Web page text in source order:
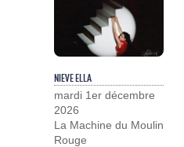
NIEVE ELLA
mardi 1er décembre
2026
La Machine du Moulin
Rouge